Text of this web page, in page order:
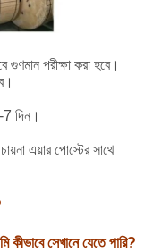
পরীক্ষা করা হবে।
7 দিন।
এয়ার পোস্টের সাথে
সেখানে যেতে পারি?